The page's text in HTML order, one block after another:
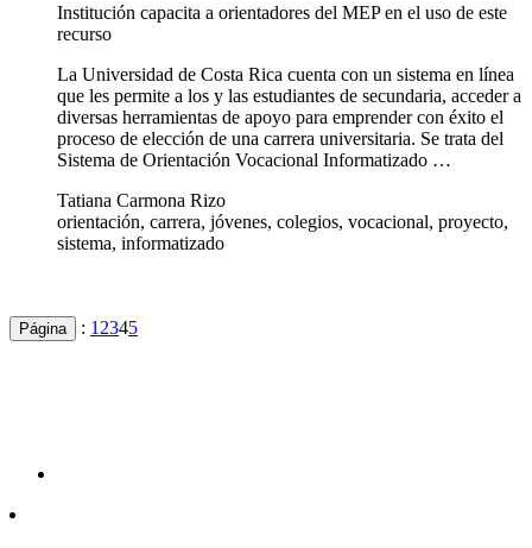
Institución capacita a orientadores del MEP en el uso de este
recurso
La Universidad de Costa Rica cuenta con un sistema en línea
que les permite a los y las estudiantes de secundaria, acceder a
diversas herramientas de apoyo para emprender con éxito el
proceso de elección de una carrera universitaria. Se trata del
Sistema de Orientación Vocacional Informatizado …
Tatiana Carmona Rizo
orientación, carrera, jóvenes, colegios, vocacional, proyecto,
sistema, informatizado
Página : 1 2345